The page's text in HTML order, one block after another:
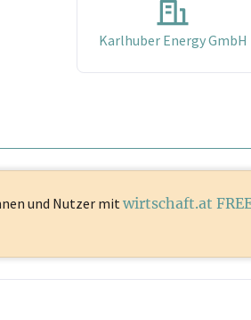
Karlhuber Energy GmbH
und Nutzer mit wirtschaft.at